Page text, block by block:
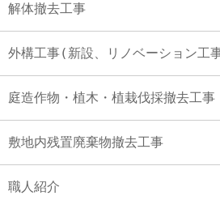
解体撤去工事
外構工事(新設、リノベーション工
庭造作物・植木・植栽伐採撤去工事
敷地内残置廃棄物撤去工事
職人紹介